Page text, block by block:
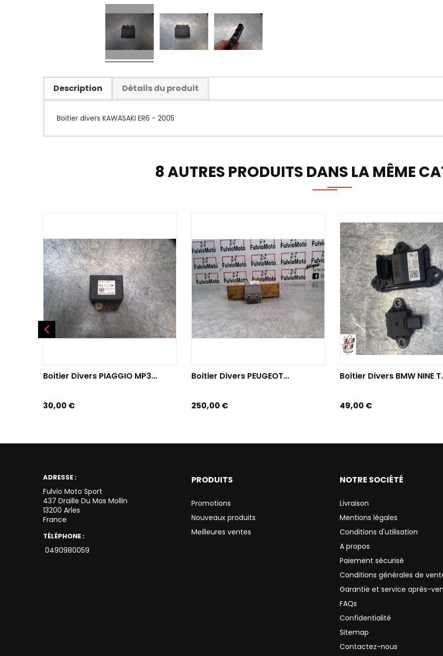
Description Détails du produit
Boitier divers KAWASAKI ER6 - 2005
8 AUTRES PRODUITS DANS LA MÊME
Boitier Divers PIAGGIO MP3...
Prix
30,00 €
Boitier Divers PEUGEOT...
Prix
250,00 €
Boitier Divers BMW NINE
Prix
49,00 €
ADRESSE :
Fulvio Moto Sport
437 Draille Du Mas Mollin
13200 Arles
France
TÉLÉPHONE :
0490980059
PRODUITS
Promotions
Nouveaux produits
Meilleures ventes
NOTRE SOCIÉTÉ
Livraison
Mentions légales
Conditions d'utilisation
A propos
Paiement sécurisé
Conditions générales de
Garantie et service après-
FAQs
Confidentialité
Sitemap
Contactez-nous